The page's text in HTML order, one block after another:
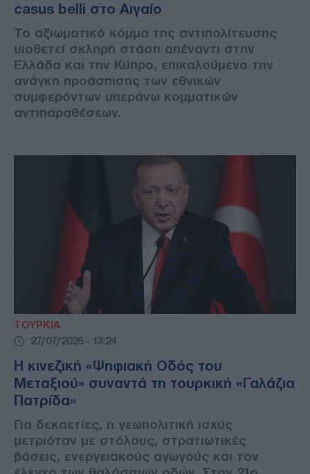
casus belli στο Αιγαίο
Το αξιωματικό κόμμα της αντιπολίτευσης
υιοθετεί σκληρή στάση απέναντι στην
Ελλάδα και την Κύπρο, επικαλούμενο την
ανάγκη προάσπισης των εθνικών
συμφερόντων υπεράνω κομματικών
αντιπαραθέσεων.
ΤΟΥΡΚΙΑ
27/07/2026 - 13:24
Η κινεζική «Ψηφιακή Οδός του
Μεταξιού» συναντά τη τουρκική «Γαλάζια
Πατρίδα»
Για δεκαετίες, η γεωπολιτική ισχύς
μετριόταν με στόλους, στρατιωτικές
βάσεις, ενεργειακούς αγωγούς και τον